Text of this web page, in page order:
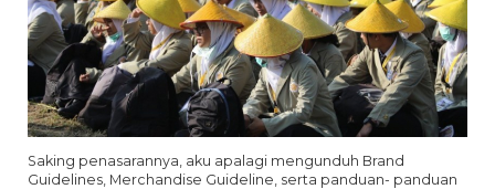
Saking penasarannya, aku apalagi mengunduh Brand
Guidelines, Merchandise Guideline, serta panduan- panduan